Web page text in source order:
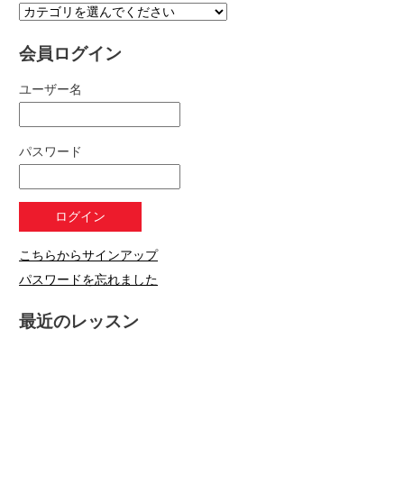
会員ログイン
ユーザー名
パスワード
こちらからサインアップ
パスワードを忘れました
最近のレッスン